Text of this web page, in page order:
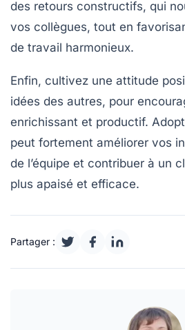
des retours constructifs, qui
vos collègues, tout en
de travail harmonieux.
Enfin, cultivez une attitude
idées des autres, pour
enrichissant et productif.
peut fortement améliorer vos
de l’équipe et contribuer à un
plus apaisé et efficace.
Partager :